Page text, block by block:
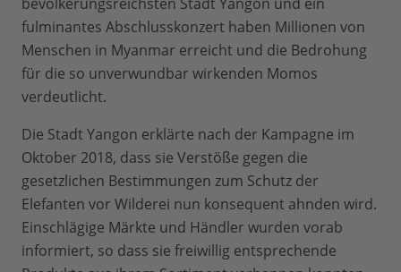
bevölkerungsreichsten Stadt Yangon und ein
fulminantes Abschlusskonzert haben Millionen von
Menschen in Myanmar erreicht und die Bedrohung
für die so unverwundbar wirkenden Momos
verdeutlicht.
Die Stadt Yangon erklärte nach der Kampagne im
Oktober 2018, dass sie Verstöße gegen die
gesetzlichen Bestimmungen zum Schutz der
Elefanten vor Wilderei nun konsequent ahnden wird.
Einschlägige Märkte und Händler wurden vorab
informiert, so dass sie freiwillig entsprechende